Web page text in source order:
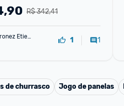
R$ 342,41
Etien
1 1
de churrasco Jogo de panelas